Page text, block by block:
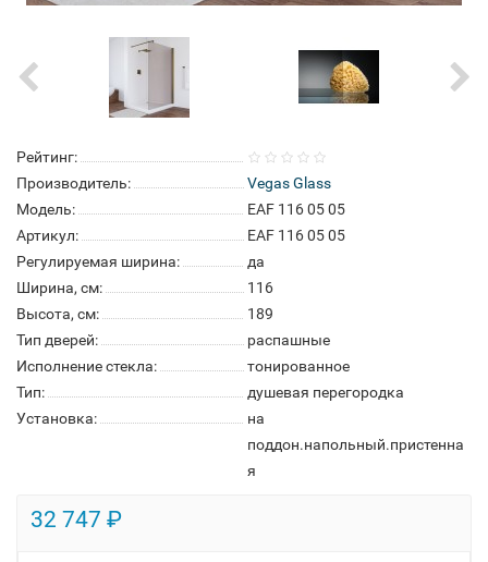
Рейтинг:
Производитель:
Vegas Glass
Модель:
EAF 116 05 05
Артикул:
EAF 116 05 05
Регулируемая ширина:
да
Ширина, см:
116
Высота, см:
189
Тип дверей:
распашные
Исполнение стекла:
тонированное
Тип:
душевая перегородка
Установка:
на
поддон.напольный.пристенна
я
32 747 ₽